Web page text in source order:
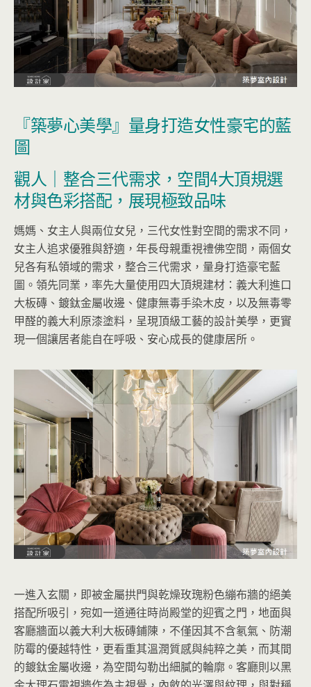
『築夢心美學』量身打造女性豪宅的藍
圖
觀人｜整合三代需求，空間4大頂規選
材與色彩搭配，展現極致品味
媽媽、女主人與兩位女兒，三代女性對空間的需求不同，
女主人追求優雅與舒適，年長母親重視禮佛空間，兩個女
兒各有私領域的需求，整合三代需求，量身打造豪宅藍
圖。領先同業，率先大量使用四大頂規建材：義大利進口
大板磚、鍍鈦金屬收邊、健康無毒手染木皮，以及無毒零
甲醛的義大利原漆塗料，呈現頂級工藝的設計美學，更實
現一個讓居者能自在呼吸、安心成長的健康居所。
一進入玄關，即被金屬拱門與乾燥玫瑰粉色繃布牆的絕美
搭配所吸引，宛如一道通往時尚殿堂的迎賓之門，地面與
客廳牆面以義大利大板磚鋪陳，不僅因其不含氡氣、防潮
防霉的優越特性，更看重其溫潤質感與純粹之美，而其間
的鍍鈦金屬收邊，為空間勾勒出細膩的輪廓。客廳則以黑